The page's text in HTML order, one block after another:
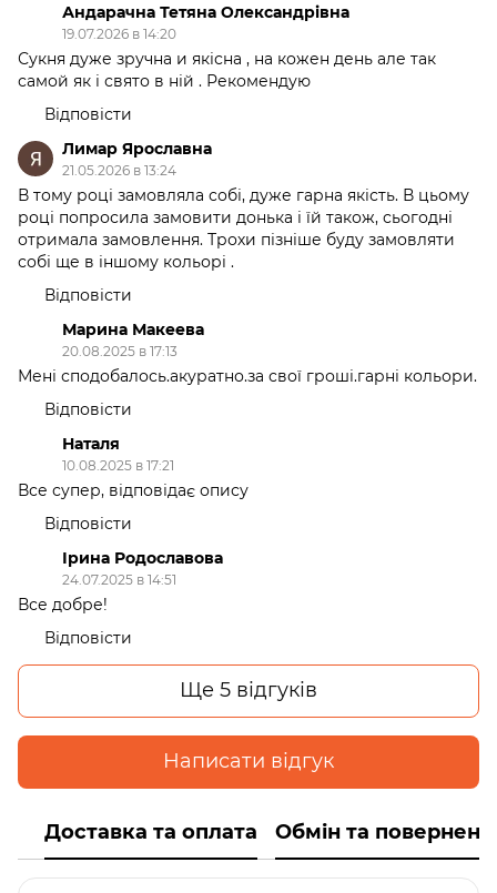
Андарачна Тетяна Олександрівна
19.07.2026 в 14:20
Сукня дуже зручна и якісна , на кожен день але так
самой як і свято в ній . Рекомендую
Відповісти
Лимар Ярославна
21.05.2026 в 13:24
В тому році замовляла собі, дуже гарна якість. В цьому
році попросила замовити донька і їй також, сьогодні
отримала замовлення. Трохи пізніше буду замовляти
собі ще в іншому кольорі .
Відповісти
Марина Макеева
20.08.2025 в 17:13
Мені сподобалось.акуратно.за свої гроші.гарні кольори.
Відповісти
Наталя
10.08.2025 в 17:21
Все супер, відповідає опису
Відповісти
Ірина Родославова
24.07.2025 в 14:51
Все добре!
Відповісти
Ще 5 відгуків
Написати відгук
Доставка та оплата Обмін та